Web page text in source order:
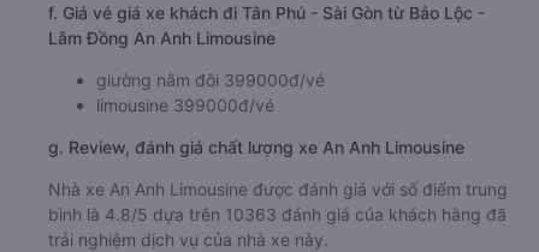
f. Giá vé giá xe khách đi Tân Phú - Sài Gòn từ Bảo Lộc -
Lâm Đồng An Anh Limousine
giường nằm đôi 399000đ/vé
limousine 399000đ/vé
g. Review, đánh giá chất lượng xe An Anh Limousine
Nhà xe An Anh Limousine được đánh giá với số điểm trung
bình là 4.8/5 dựa trên 10363 đánh giá của khách hàng đã
trải nghiệm dịch vụ của nhà xe này.